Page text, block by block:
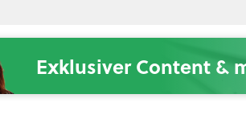
Exklusiver Content &